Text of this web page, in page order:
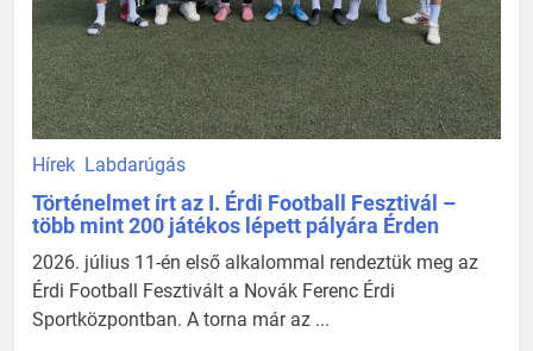
Hírek Labdarúgás
Történelmet írt az I. Érdi Football Fesztivál –
több mint 200 játékos lépett pályára Érden
2026. július 11-én első alkalommal rendeztük meg az
Érdi Football Fesztivált a Novák Ferenc Érdi
Sportközpontban. A torna már az ...